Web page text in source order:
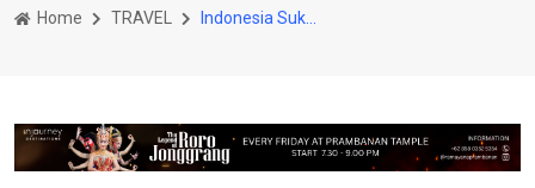
Home TRAVEL Indonesia Sukses Cetak Rp37 Miliar di SATTE 2020 India